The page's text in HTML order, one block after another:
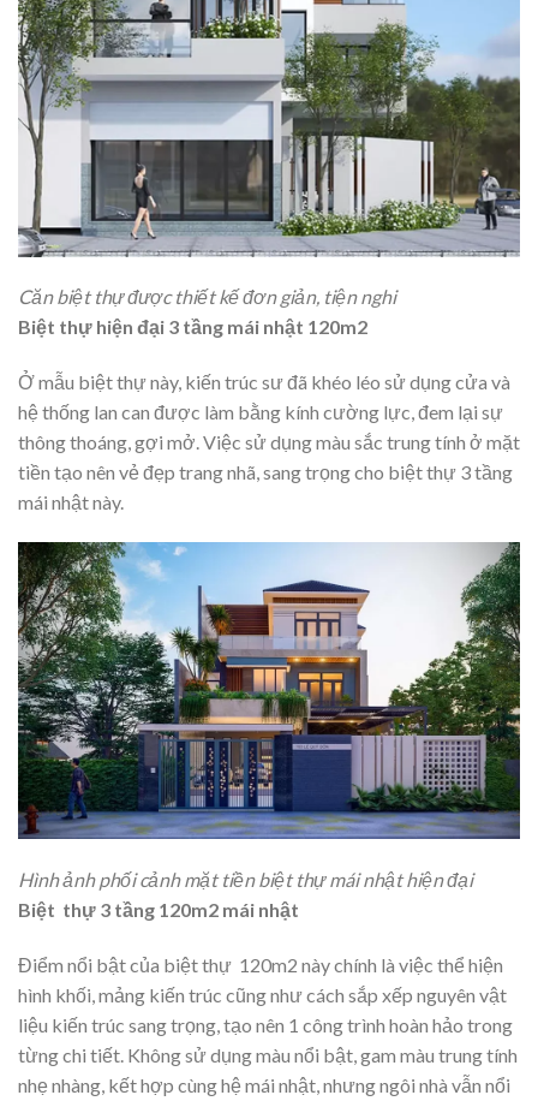
Căn biệt thự được thiết kế đơn giản, tiện nghi
Biệt thự hiện đại 3 tầng mái nhật 120m2
Ở mẫu biệt thự này, kiến trúc sư đã khéo léo sử dụng cửa và
hệ thống lan can được làm bằng kính cường lực, đem lại sự
thông thoáng, gợi mở. Việc sử dụng màu sắc trung tính ở mặt
tiền tạo nên vẻ đẹp trang nhã, sang trọng cho biệt thự 3 tầng
mái nhật này.
Hình ảnh phối cảnh mặt tiền biệt thự mái nhật hiện đại
Biệt thự 3 tầng 120m2 mái nhật
Điểm nổi bật của biệt thự 120m2 này chính là việc thể hiện
hình khối, mảng kiến trúc cũng như cách sắp xếp nguyên vật
liệu kiến trúc sang trọng, tạo nên 1 công trình hoàn hảo trong
từng chi tiết. Không sử dụng màu nổi bật, gam màu trung tính
nhẹ nhàng, kết hợp cùng hệ mái nhật, nhưng ngôi nhà vẫn nổi